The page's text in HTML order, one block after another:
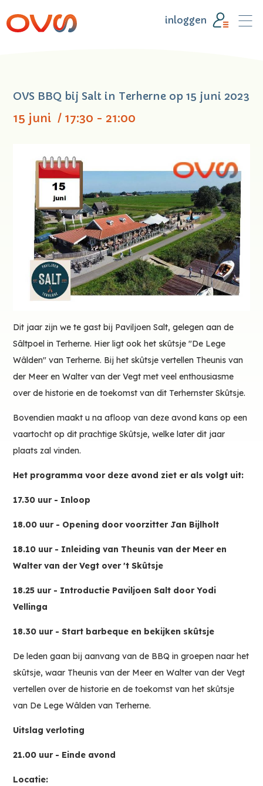
inloggen
OVS BBQ bij Salt in Terherne op 15 juni 2023
15 juni / 17:30 - 21:00
Dit jaar zijn we te gast bij Paviljoen Salt, gelegen aan de
Sâltpoel in Terherne. Hier ligt ook het skûtsje "De Lege
Wâlden" van Terherne. Bij het skûtsje vertellen Theunis van
der Meer en Walter van der Vegt met veel enthousiasme
over de historie en de toekomst van dit Terhernster Skûtsje.
Bovendien maakt u na afloop van deze avond kans op een
vaartocht op dit prachtige Skûtsje, welke later dit jaar
plaats zal vinden.
Het programma voor deze avond ziet er als volgt uit:
17.30 uur - Inloop
18.00 uur - Opening door voorzitter Jan Bijlholt
18.10 uur - Inleiding van Theunis van der Meer en
Walter van der Vegt over 't Skûtsje
18.25 uur - Introductie Paviljoen Salt door Yodi
Vellinga
18.30 uur - Start barbeque en bekijken skûtsje
De leden gaan bij aanvang van de BBQ in groepen naar het
skûtsje, waar Theunis van der Meer en Walter van der Vegt
vertellen over de historie en de toekomst van het skûtsje
van De Lege Wâlden van Terherne.
Uitslag verloting
21.00 uur - Einde avond
Locatie: